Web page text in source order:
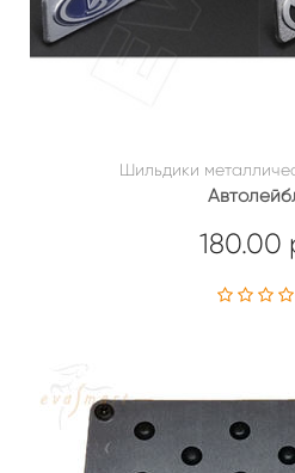
Шильдики
180.00